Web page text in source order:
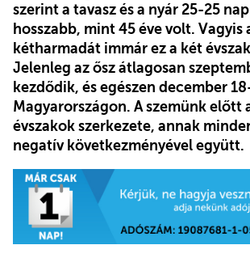
szerint a tavasz és a nyár 25-25
hosszabb, mint 45 éve volt. Vagyis
kétharmadát immár ez a két
Jelenleg az ősz átlagosan
kezdődik, és egészen december
Magyarországon. A szemünk előtt
évszakok szerkezete, annak
negatív következményével együtt.